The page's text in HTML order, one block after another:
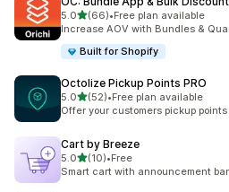
5.0별 5개 중
(66)
총 리뷰 66개
•Free plan available
Increase AOV with Bundles &
Built for Shopify
Octolize Pickup Points PRO
5.0별 5개 중
(52)
총 리뷰 52개
•Free plan available
Offer your customers pickup
Cart by Breeze
5.0별 5개 중
(10)
총 리뷰 10개
•Free
Smart cart with announcement